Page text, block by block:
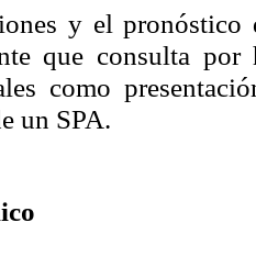
y el pronóstico
que consulta por
como
un SPA.